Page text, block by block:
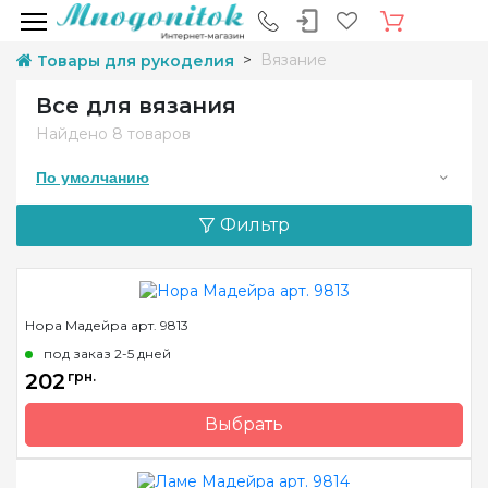
Товары для рукоделия Вязание
Все для вязания
Найдено 8 товаров
По умолчанию
Фильтр
Нора Мадейра арт. 9813
под заказ 2-5 дней
202 грн.
Выбрать
Бренд
Madeira